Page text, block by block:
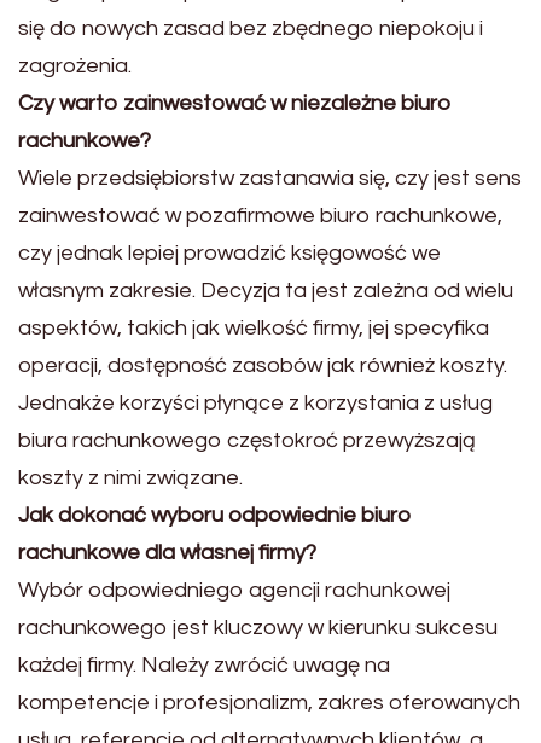
się do nowych zasad bez zbędnego niepokoju i
zagrożenia.
Czy warto zainwestować w niezależne biuro
rachunkowe?
Wiele przedsiębiorstw zastanawia się, czy jest sens
zainwestować w pozafirmowe biuro rachunkowe,
czy jednak lepiej prowadzić księgowość we
własnym zakresie. Decyzja ta jest zależna od wielu
aspektów, takich jak wielkość firmy, jej specyfika
operacji, dostępność zasobów jak również koszty.
Jednakże korzyści płynące z korzystania z usług
biura rachunkowego częstokroć przewyższają
koszty z nimi związane.
Jak dokonać wyboru odpowiednie biuro
rachunkowe dla własnej firmy?
Wybór odpowiedniego agencji rachunkowej
rachunkowego jest kluczowy w kierunku sukcesu
każdej firmy. Należy zwrócić uwagę na
kompetencje i profesjonalizm, zakres oferowanych